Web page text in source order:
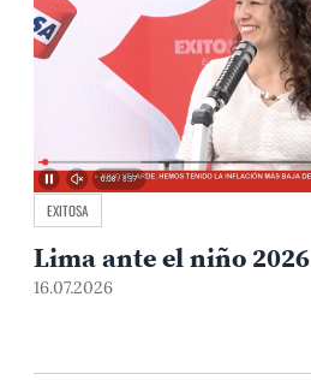
EXITOSA
Lima ante el niño 2026
16.07.2026